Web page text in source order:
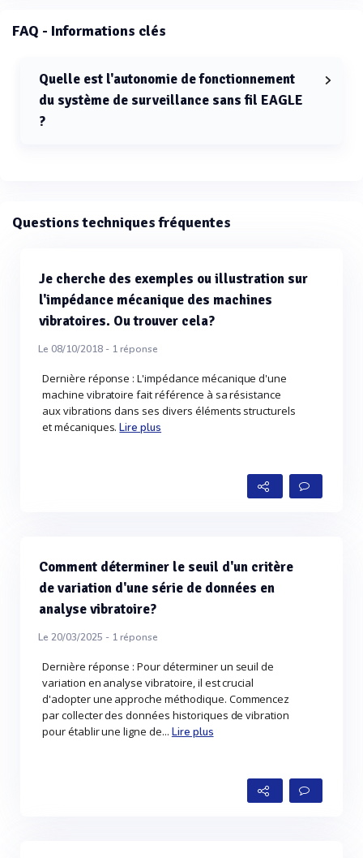
FAQ - Informations clés
Quelle est l'autonomie de fonctionnement
du système de surveillance sans fil EAGLE
?
Questions techniques fréquentes
Je cherche des exemples ou illustration sur
l'impédance mécanique des machines
vibratoires. Ou trouver cela?
Le 08/10/2018 - 1réponse
Dernière réponse : L'impédance mécanique d'une
machine vibratoire fait référence à sa résistance
aux vibrations dans ses divers éléments structurels
et mécaniques.Lire plus
Comment déterminer le seuil d'un critère
de variation d'une série de données en
analyse vibratoire?
Le 20/03/2025 - 1réponse
Dernière réponse : Pour déterminer un seuil de
variation en analyse vibratoire, il est crucial
d'adopter une approche méthodique. Commencez
par collecter des données historiques de vibration
pour établir une ligne de... Lire plus